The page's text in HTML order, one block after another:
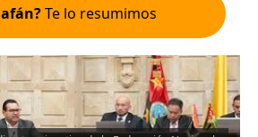
Te lo resumimos